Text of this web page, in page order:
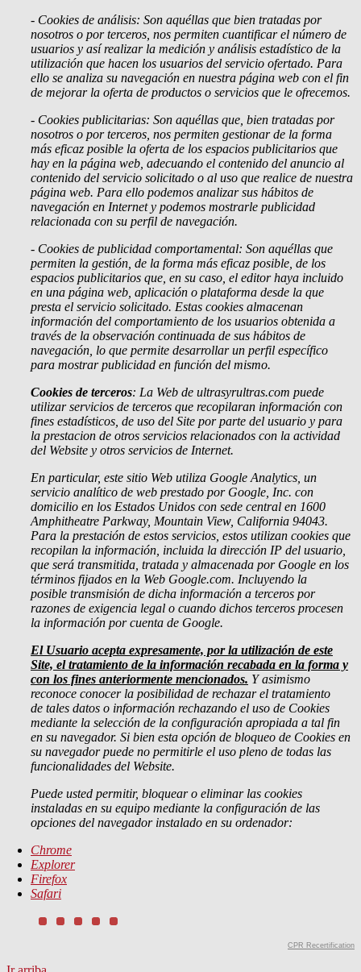
- Cookies de análisis: Son aquéllas que bien tratadas por
nosotros o por terceros, nos permiten cuantificar el número de
usuarios y así realizar la medición y análisis estadístico de la
utilización que hacen los usuarios del servicio ofertado. Para
ello se analiza su navegación en nuestra página web con el fin
de mejorar la oferta de productos o servicios que le ofrecemos.
- Cookies publicitarias: Son aquéllas que, bien tratadas por
nosotros o por terceros, nos permiten gestionar de la forma
más eficaz posible la oferta de los espacios publicitarios que
hay en la página web, adecuando el contenido del anuncio al
contenido del servicio solicitado o al uso que realice de nuestra
página web. Para ello podemos analizar sus hábitos de
navegación en Internet y podemos mostrarle publicidad
relacionada con su perfil de navegación.
- Cookies de publicidad comportamental: Son aquéllas que
permiten la gestión, de la forma más eficaz posible, de los
espacios publicitarios que, en su caso, el editor haya incluido
en una página web, aplicación o plataforma desde la que
presta el servicio solicitado. Estas cookies almacenan
información del comportamiento de los usuarios obtenida a
través de la observación continuada de sus hábitos de
navegación, lo que permite desarrollar un perfil específico
para mostrar publicidad en función del mismo.
Cookies de terceros: La Web de ultrasyrultras.com puede
utilizar servicios de terceros que recopilaran información con
fines estadísticos, de uso del Site por parte del usuario y para
la prestacion de otros servicios relacionados con la actividad
del Website y otros servicios de Internet.
En particular, este sitio Web utiliza Google Analytics, un
servicio analítico de web prestado por Google, Inc. con
domicilio en los Estados Unidos con sede central en 1600
Amphitheatre Parkway, Mountain View, California 94043.
Para la prestación de estos servicios, estos utilizan cookies que
recopilan la información, incluida la dirección IP del usuario,
que será transmitida, tratada y almacenada por Google en los
términos fijados en la Web Google.com. Incluyendo la
posible transmisión de dicha información a terceros por
razones de exigencia legal o cuando dichos terceros procesen
la información por cuenta de Google.
El Usuario acepta expresamente, por la utilización de este
Site, el tratamiento de la información recabada en la forma y
con los fines anteriormente mencionados. Y asimismo
reconoce conocer la posibilidad de rechazar el tratamiento
de tales datos o información rechazando el uso de Cookies
mediante la selección de la configuración apropiada a tal fin
en su navegador. Si bien esta opción de bloqueo de Cookies en
su navegador puede no permitirle el uso pleno de todas las
funcionalidades del Website.
Puede usted permitir, bloquear o eliminar las cookies
instaladas en su equipo mediante la configuración de las
opciones del navegador instalado en su ordenador:
Chrome
Explorer
Firefox
Safari
CPR Recertification